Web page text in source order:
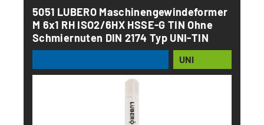
5051 LUBERO Maschinengewindeformer
M 6x1 RH ISO2/6HX HSSE-G TIN Ohne
Schmiernuten DIN 2174 Typ UNI-TIN
UNI